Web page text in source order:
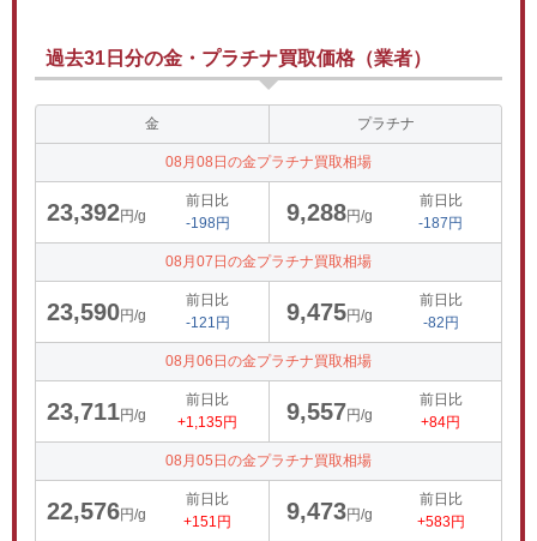
過去31日分の金・プラチナ買取価格（業者）
金 プラチナ
08月08日の金プラチナ買取相場
23,392円/g
前日比
-198円
9,288円/g
前日比
-187円
08月07日の金プラチナ買取相場
23,590円/g
前日比
-121円
9,475円/g
前日比
-82円
08月06日の金プラチナ買取相場
23,711円/g
前日比
+1,135円
9,557円/g
前日比
+84円
08月05日の金プラチナ買取相場
22,576円/g
前日比
+151円
9,473円/g
前日比
+583円